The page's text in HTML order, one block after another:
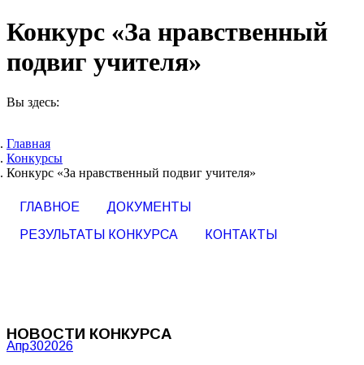
Конкурс «За нравственный
подвиг учителя»
Вы здесь:
Главная
Конкурсы
Конкурс «За нравственный подвиг учителя»
ГЛАВНОЕ
ДОКУМЕНТЫ
РЕЗУЛЬТАТЫ КОНКУРСА
КОНТАКТЫ
НОВОСТИ КОНКУРСА
Апр302026